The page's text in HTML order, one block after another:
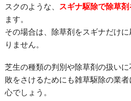
スクのような、 スギナ駆除で除草
ます。
その場合は、除草剤をスギナだけ
りません。
芝生の種類の判別や除草剤の扱い
敗をさけるためにも雑草駆除の業
心でしょう。